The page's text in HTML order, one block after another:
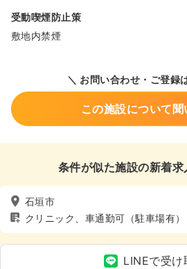
受動喫煙防止策
敷地内禁煙
＼ お問い合わせ・ご登録
この施設について聞
条件が似た施設の新着求
石垣市
クリニック、車通勤可（駐車場有）
LINEで受け